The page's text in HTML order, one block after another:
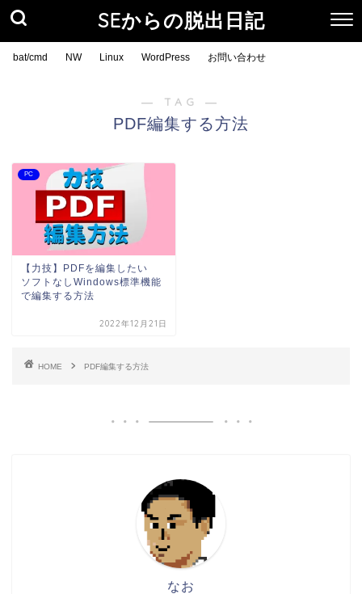
SEからの脱出日記
bat/cmd NW Linux WordPress お問い合わせ
― TAG ―
PDF編集する方法
PC
【力技】PDFを編集したい
ソフトなしWindows標準機能
で編集する方法
2022年12月21日
HOME PDF編集する方法
なお